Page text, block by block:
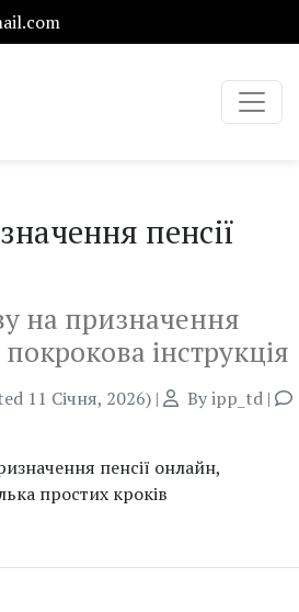
пенсії
на призначення
інструкція
11 Січня, 2026) | Byipp_td |
пенсії онлайн,
простих кроків